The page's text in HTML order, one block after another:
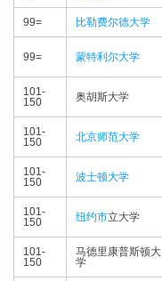
99= 比勒费尔德大学
99= 蒙特利尔大学
101-
150
奥胡斯大学
101-
150
北京师范大学
101-
150
波士顿大学
101-
150
纽约市立大学
101-
150
马德里康普斯顿大
学